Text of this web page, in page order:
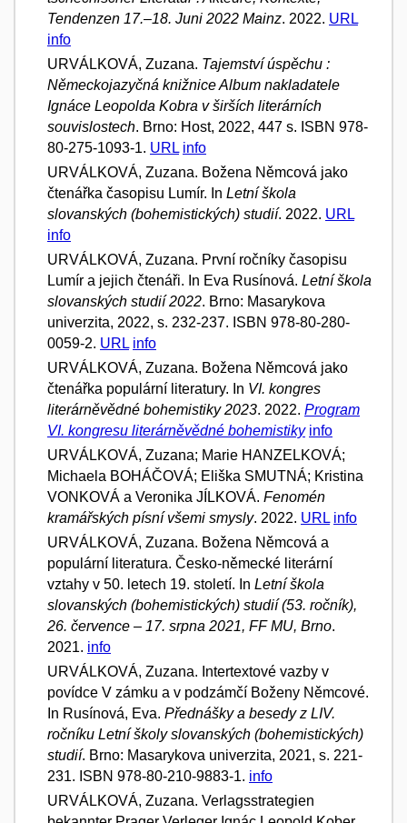
Tendenzen 17.–18. Juni 2022 Mainz. 2022. URL
info
URVÁLKOVÁ, Zuzana. Tajemství úspěchu :
Německojazyčná knižnice Album nakladatele
Ignáce Leopolda Kobra v širších literárních
souvislostech. Brno: Host, 2022, 447 s. ISBN 978-
80-275-1093-1. URL info
URVÁLKOVÁ, Zuzana. Božena Němcová jako
čtenářka časopisu Lumír. In Letní škola
slovanských (bohemistických) studií. 2022. URL
info
URVÁLKOVÁ, Zuzana. První ročníky časopisu
Lumír a jejich čtenáři. In Eva Rusínová. Letní škola
slovanských studií 2022. Brno: Masarykova
univerzita, 2022, s. 232-237. ISBN 978-80-280-
0059-2. URL info
URVÁLKOVÁ, Zuzana. Božena Němcová jako
čtenářka populární literatury. In VI. kongres
literárněvědné bohemistiky 2023. 2022. Program
VI. kongresu literárněvědné bohemistiky info
URVÁLKOVÁ, Zuzana; Marie HANZELKOVÁ;
Michaela BOHÁČOVÁ; Eliška SMUTNÁ; Kristina
VONKOVÁ a Veronika JÍLKOVÁ. Fenomén
kramářských písní všemi smysly. 2022. URL info
URVÁLKOVÁ, Zuzana. Božena Němcová a
populární literatura. Česko-německé literární
vztahy v 50. letech 19. století. In Letní škola
slovanských (bohemistických) studií (53. ročník),
26. července – 17. srpna 2021, FF MU, Brno.
2021. info
URVÁLKOVÁ, Zuzana. Intertextové vazby v
povídce V zámku a v podzámčí Boženy Němcové.
In Rusínová, Eva. Přednášky a besedy z LIV.
ročníku Letní školy slovanských (bohemistických)
studií. Brno: Masarykova univerzita, 2021, s. 221-
231. ISBN 978-80-210-9883-1. info
URVÁLKOVÁ, Zuzana. Verlagsstrategien